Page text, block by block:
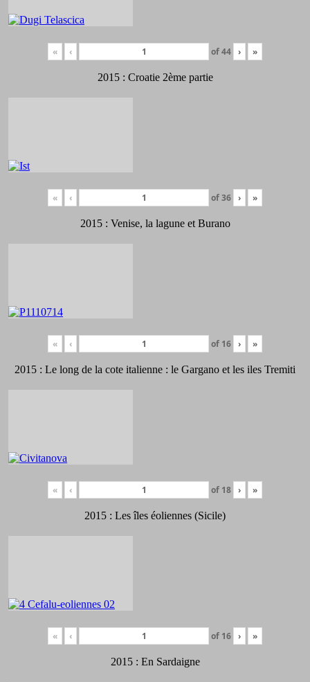
« ‹ of44 › »
2015 : Croatie 2ème partie
« ‹ of36 › »
2015 : Venise, la lagune et Burano
« ‹ of 16 › »
2015 : Le long de la cote italienne : le Gargano et les iles Tremiti
« ‹ of 18 › »
2015 : Les îles éoliennes (Sicile)
« ‹ of 16 › »
2015 : En Sardaigne